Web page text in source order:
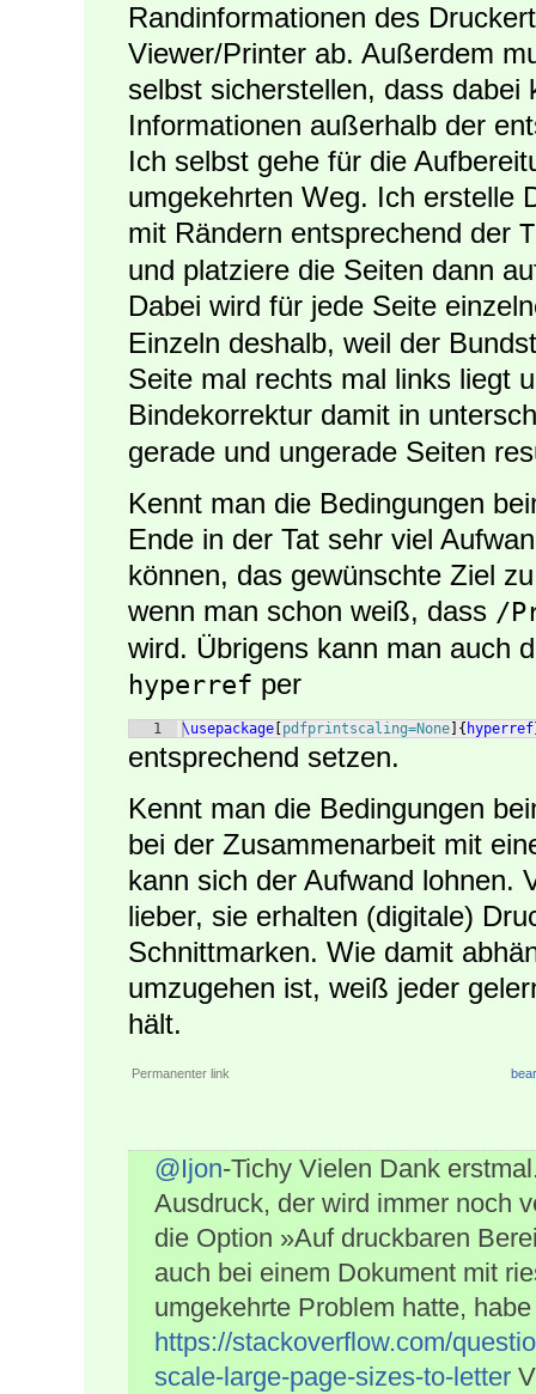
Randinformationen des
Viewer/Printer ab. Außerdem
selbst sicherstellen, dass dabei
Informationen außerhalb der
Ich selbst gehe für die
umgekehrten Weg. Ich erstelle
mit Rändern entsprechend der
und platziere die Seiten dann
Dabei wird für jede Seite
Einzeln deshalb, weil der
Seite mal rechts mal links liegt
Bindekorrektur damit in
gerade und ungerade Seiten
Kennt man die Bedingungen
Ende in der Tat sehr viel
können, das gewünschte Ziel
wenn man schon weiß, dass /
wird. Übrigens kann man auch
hyperref per
1 \usepackage pdfprintscaling=None { hyperref
entsprechend setzen.
Kennt man die Bedingungen
bei der Zusammenarbeit mit
kann sich der Aufwand lohnen.
lieber, sie erhalten (digitale)
Schnittmarken. Wie damit
umzugehen ist, weiß jeder
hält.
Permanenter link
@Ijon-Tichy Vielen Dank
Ausdruck, der wird immer noch
die Option »Auf druckbaren
auch bei einem Dokument mit
umgekehrte Problem hatte,
https://stackoverflow.com/
scale-large-page-sizes-to-letter